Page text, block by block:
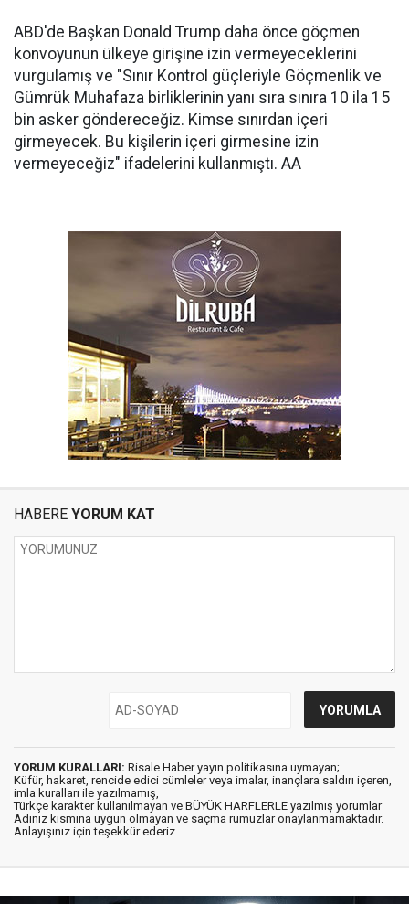
ABD'de Başkan Donald Trump daha önce göçmen
konvoyunun ülkeye girişine izin vermeyeceklerini
vurgulamış ve "Sınır Kontrol güçleriyle Göçmenlik ve
Gümrük Muhafaza birliklerinin yanı sıra sınıra 10 ila 15
bin asker göndereceğiz. Kimse sınırdan içeri
girmeyecek. Bu kişilerin içeri girmesine izin
vermeyeceğiz" ifadelerini kullanmıştı. AA
HABERE YORUM KAT
YORUM KURALLARI: Risale Haber yayın politikasına uymayan;
Küfür, hakaret, rencide edici cümleler veya imalar, inançlara saldırı içeren,
imla kuralları ile yazılmamış,
Türkçe karakter kullanılmayan ve BÜYÜK HARFLERLE yazılmış yorumlar
Adınız kısmına uygun olmayan ve saçma rumuzlar onaylanmamaktadır.
Anlayışınız için teşekkür ederiz.